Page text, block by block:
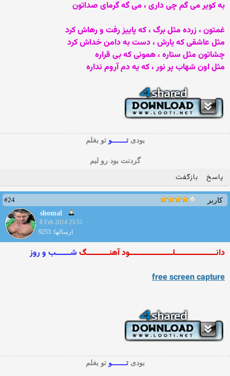
به کویر می گم چی داری ، می گه گرمای صداتون
غمتون ، زرده مثل برگ ، که پاییز رفت و رهاش کرد
مثل عاشقی که یارش ، دست به دامن خداش کرد
چشاتون مثل ستاره ، همونی که بی قراره
مثل اون شهاب پر نور ، که یه دم آروم نداره
بودیتـــــــوتو بغلم
گردنت بود رو لبم
پاسخ بازگفت
کاربر
#24
shomal
8 Feb 2014 23:51
ارسالها: 9253
دانــــــــــــــــــــلـــــــــــــــــــــود آهنـــــــــــگ شـــــــب و روز
free screen capture
بودیتـــــــوتو بغلم